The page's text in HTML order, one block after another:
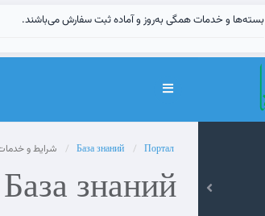
بسته‌ها و خدمات همگی به‌روز و آماده ثبت سفارش می‌باشند.
Переключить
Портал
База знаний شرایط و
База знаний